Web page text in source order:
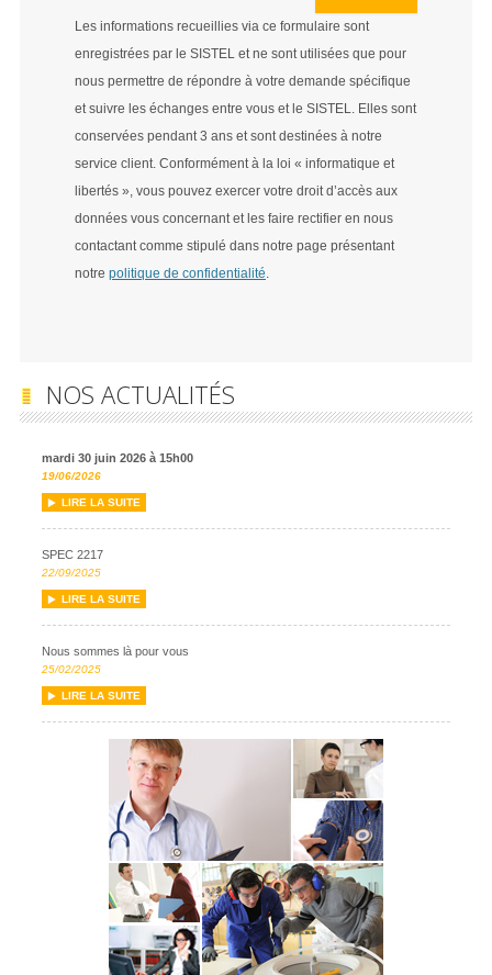
Les informations recueillies via ce formulaire sont
enregistrées par le SISTEL et ne sont utilisées que pour
nous permettre de répondre à votre demande spécifique
et suivre les échanges entre vous et le SISTEL. Elles sont
conservées pendant 3 ans et sont destinées à notre
service client. Conformément à la loi « informatique et
libertés », vous pouvez exercer votre droit d’accès aux
données vous concernant et les faire rectifier en nous
contactant comme stipulé dans notre page présentant
notre politique de confidentialité.
NOS ACTUALITÉS
mardi 30 juin 2026 à 15h00
19/06/2026
LIRE LA SUITE
SPEC 2217
22/09/2025
LIRE LA SUITE
Nous sommes là pour vous
25/02/2025
LIRE LA SUITE